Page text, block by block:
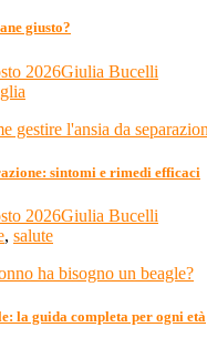
giusto?
2026Giulia Bucelli
sintomi e rimedi efficaci
2026Giulia Bucelli
, salute
la guida completa per ogni età